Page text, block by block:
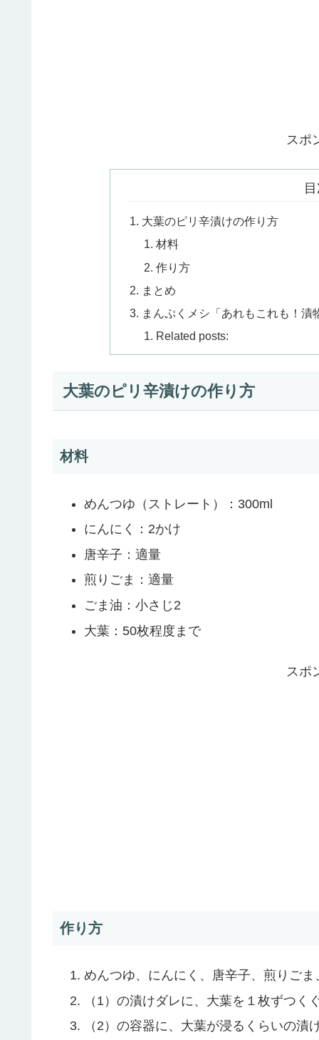
スポ
大葉のピリ辛漬けの作り方
材料
作り方
まとめ
まんぷくメシ「あれもこれも！漬
Related posts:
大葉のピリ辛漬けの作り方
材料
めんつゆ（ストレート）：300ml
にんにく：2かけ
唐辛子：適量
煎りごま：適量
ごま油：小さじ2
大葉：50枚程度まで
スポ
作り方
めんつゆ、にんにく、唐辛子、煎りご
（1）の漬けダレに、大葉を１枚ずつ
（2）の容器に、大葉が浸るくらいの